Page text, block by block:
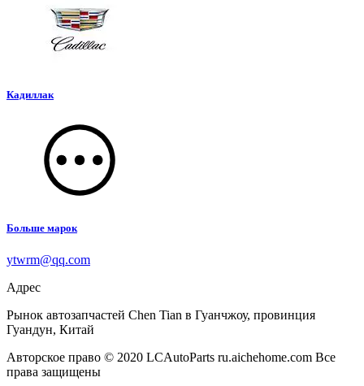
Кадиллак
Больше марок
ytwrm@qq.com
Адрес
Рынок автозапчастей Chen Tian в Гуанчжоу, провинция
Гуандун, Китай
Авторское право © 2020 LCAutoParts ru.aichehome.com Все
права защищены